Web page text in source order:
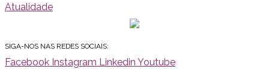
Atualidade
SIGA-NOS NAS REDES SOCIAIS:
Facebook Instagram Linkedin Youtube